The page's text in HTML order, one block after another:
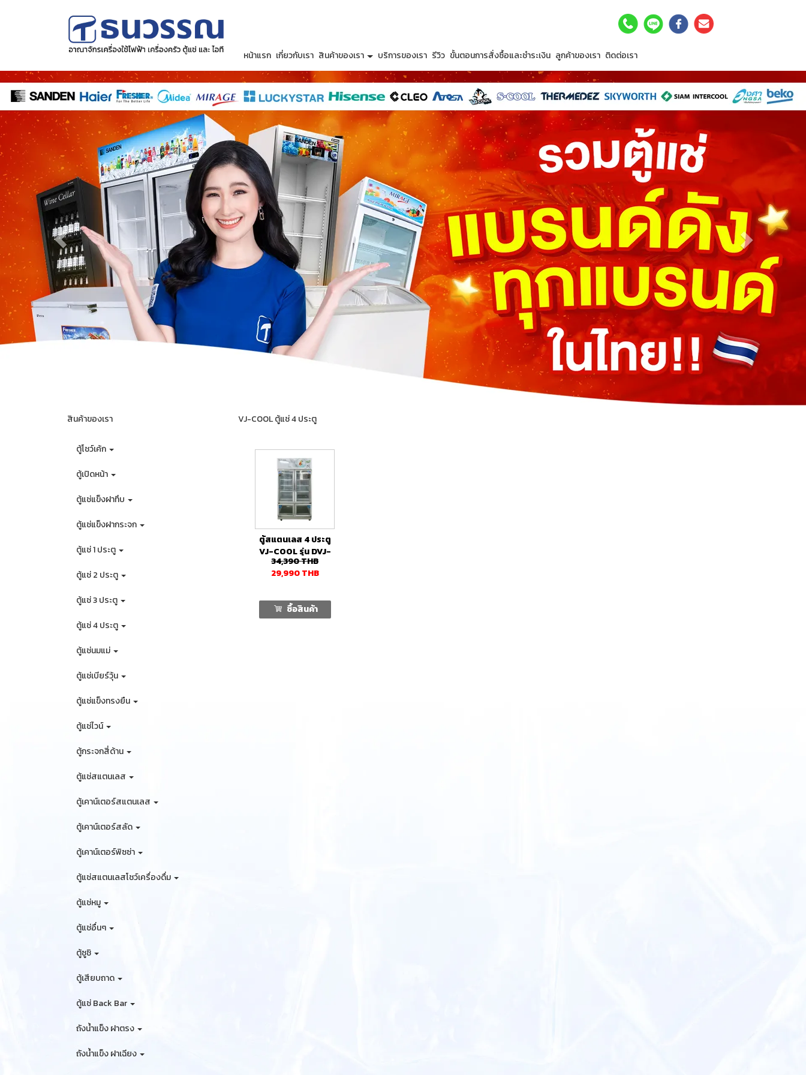
หน้าแรก เกี่ยวกับเรา สินค้าของเรา บริการของเรา รีวิว ขั้นตอนการสั่งซื้อและชำระเงิน ลูกค้าของเรา ติดต่อเรา
สินค้าของเรา
ตู้โชว์เค้ก
ตู้เปิดหน้า
ตู้แช่แข็งฝาทึบ
ตู้แช่แข็งฝากระจก
ตู้แช่ 1 ประตู
ตู้แช่ 2 ประตู
ตู้แช่ 3 ประตู
ตู้แช่ 4 ประตู
ตู้แช่นมแม่
ตู้แช่เบียร์วุ้น
ตู้แช่แข็งทรงยืน
ตู้แช่ไวน์
ตู้กระจกสี่ด้าน
ตู้แช่สแตนเลส
ตู้เคาน์เตอร์สแตนเลส
ตู้เคาน์เตอร์สลัด
ตู้เคาน์เตอร์พิซซ่า
ตู้แช่สแตนเลสโชว์เครื่องดื่ม
ตู้แช่หมู
ตู้แช่อื่นๆ
ตู้ซูชิ
ตู้เสียบถาด
ตู้แช่ Back Bar
ถังน้ำแข็ง ฝาตรง
ถังน้ำแข็ง ฝาเฉียง
VJ-COOL ตู้แช่ 4 ประตู
ตู้สแตนเลส 4 ประตู
VJ-COOL รุ่น DVJ-
04-110 (24.3 คิว)
34,390THB
29,990THB
ซื้อสินค้า